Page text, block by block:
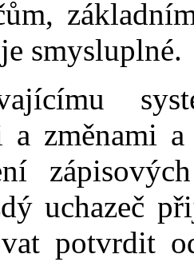
smysluplné.
změnami
uchazeč
potvrdit